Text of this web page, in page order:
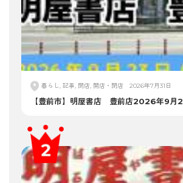
暮らし, 記事, 閉店, 開店・閉店 2026年7月31日
【豊前市】明屋書店 豊前店2026年9月